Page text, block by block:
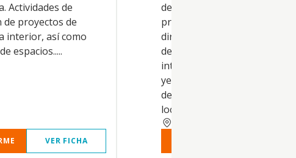
Actividades de
proyectos de
interior, así como
espacios.....
VER FICHA
decoración. Actividades
profesionales necesarias
directamente y auxiliares de
decoración y el diseño de
interiores. La pintura,
yeso y escayola y la
decoración de edificios,
locales. Comercio al por